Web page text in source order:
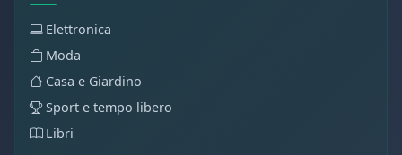
Elettronica
Moda
Casa e Giardino
Sport e tempo libero
Libri